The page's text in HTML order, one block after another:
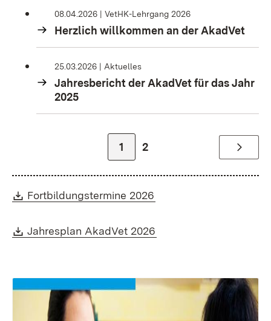
08.04.2026 VetHK-Lehrgang 2026
Herzlich willkommen an der AkadVet
25.03.2026 Aktuelles
Jahresbericht der AkadVet für das Jahr
2025
Zur Seite
1 Zur Seite
2 Weiter
Download:
Fortbildungstermine 2026
Download:
Jahresplan AkadVet 2026